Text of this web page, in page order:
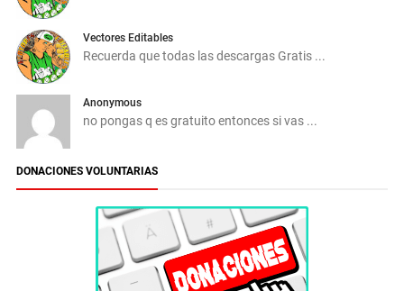
Vectores Editables
Recuerda que todas las descargas Gratis ...
Anonymous
no pongas q es gratuito entonces si vas ...
DONACIONES VOLUNTARIAS